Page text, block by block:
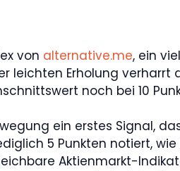
von alternative.me, ein
leichten Erholung verharrt
noch bei 10
ein erstes Signal,
5 Punkten notiert,
Aktienmarkt-